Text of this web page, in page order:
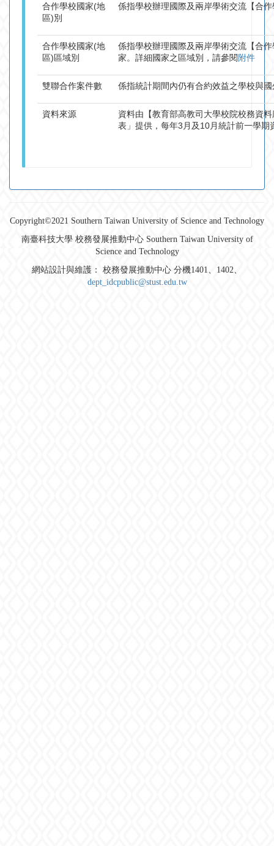
合作學校國家(地
區)別
係指學校辦理國際及兩岸學術交流【合
合作學校國家(地
區)區域別
係指學校辦理國際及兩岸學術交流【合
家。詳細國家之區域別，請參閱附件
雙聯合作案件數 係指統計期間內仍有合約效益之學校與
資料來源
資料由【教育部高教司大學校院校務資
表」提供，每年3月及10月統計前一學期
Copyright©2021 Southern Taiwan University of Science and Technology
南臺科技大學 校務發展推動中心 Southern Taiwan University of
Science and Technology
網站設計與維護： 校務發展推動中心 分機1401、1402、
dept_idcpublic@stust.edu.tw